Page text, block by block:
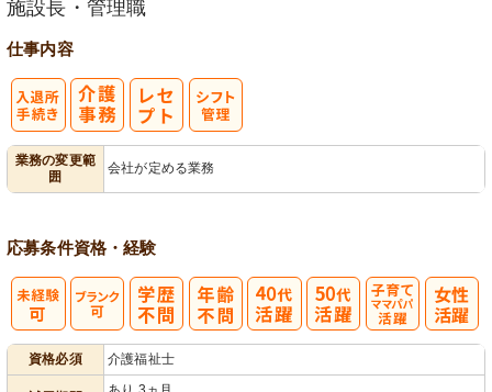
施設長・管理職
仕事内容
業務の変更範
囲
会社が定める業務
応募条件資格・経験
資格必須 介護福祉士